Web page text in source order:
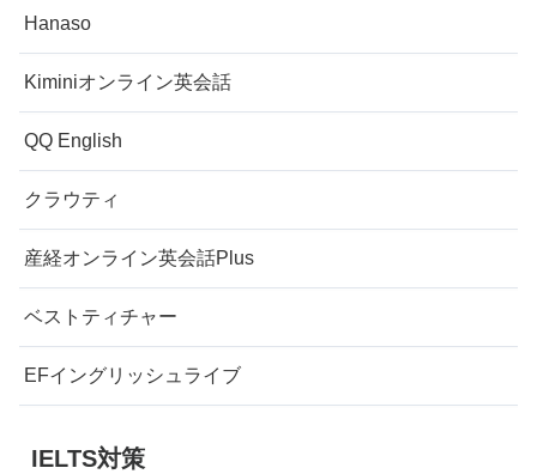
Hanaso
Kiminiオンライン英会話
QQ English
クラウティ
産経オンライン英会話Plus
ベストティチャー
EFイングリッシュライブ
IELTS対策